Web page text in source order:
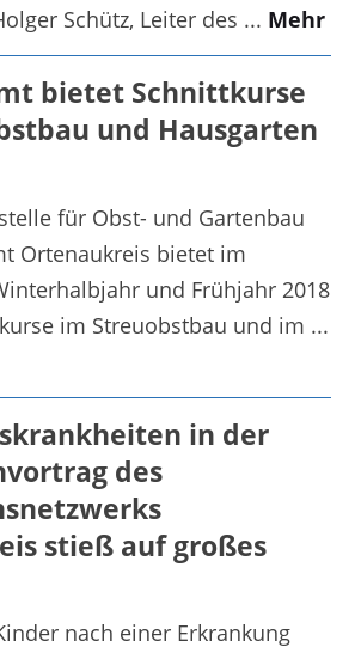
Schütz, Leiter des ... Mehr
bietet Schnittkurse
und Hausgarten
für Obst- und Gartenbau
Ortenaukreis bietet im
und Frühjahr 2018
im Streuobstbau und im ...
in der
des
stieß auf großes
nach einer Erkrankung